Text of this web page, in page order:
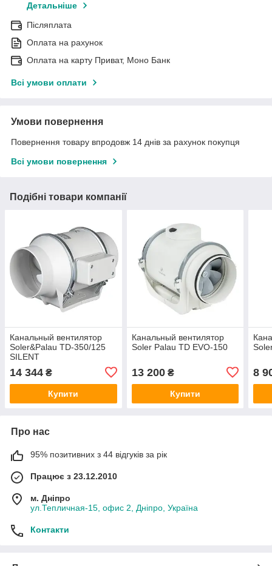
Детальніше
Післяплата
Оплата на рахунок
Оплата на карту Приват, Моно Банк
Всі умови оплати
Умови повернення
Повернення товару впродовж 14 днів за рахунок покупця
Всі умови повернення
Подібні товари компанії
Канальный вентилятор
Soler&Palau TD-350/125
SILENT
14 344 ₴
Купити
Канальный вентилятор
Soler Palau TD EVO-150
13 200₴
Купити
8
Про нас
95% позитивних з 44 відгуків за рік
Працює з 23.12.2010
м. Дніпро
ул.Тепличная-15, офис 2, Дніпро, Україна
Контакти